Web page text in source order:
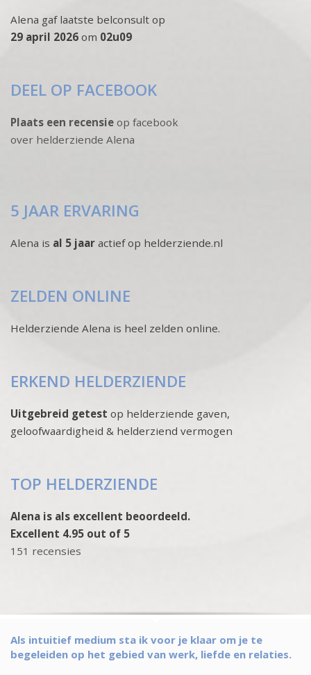
Alena gaf laatste belconsult op
29 april 2026 om 02u09
DEEL OP FACEBOOK
Plaats een recensie op facebook
over helderziende Alena
5 JAAR ERVARING
Alena is al 5 jaar actief op helderziende.nl
ZELDEN ONLINE
Helderziende Alena is heel zelden online.
ERKEND HELDERZIENDE
Uitgebreid getest op helderziende gaven,
geloofwaardigheid & helderziend vermogen
TOP HELDERZIENDE
Alena is als excellent beoordeeld.
Excellent 4.95 out of 5
151 recensies
Als intuitief medium sta ik voor je klaar om je te
begeleiden op het gebied van werk, liefde en relaties.